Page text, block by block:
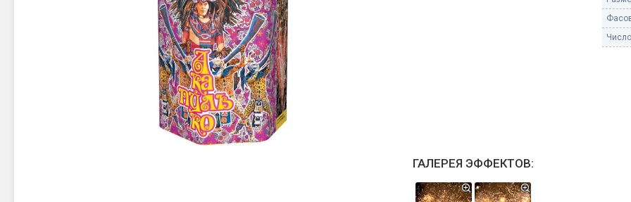
Летающие и наземные
Бабочки, пчелы
Жуки
Циркоблицы
Цветной дым и огонь
Фонтаны
Фестивальные шары
ГАЛЕРЕЯ ЭФФЕКТОВ: